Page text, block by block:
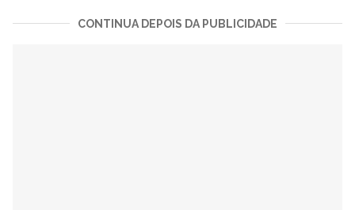
CONTINUA DEPOIS DA PUBLICIDADE